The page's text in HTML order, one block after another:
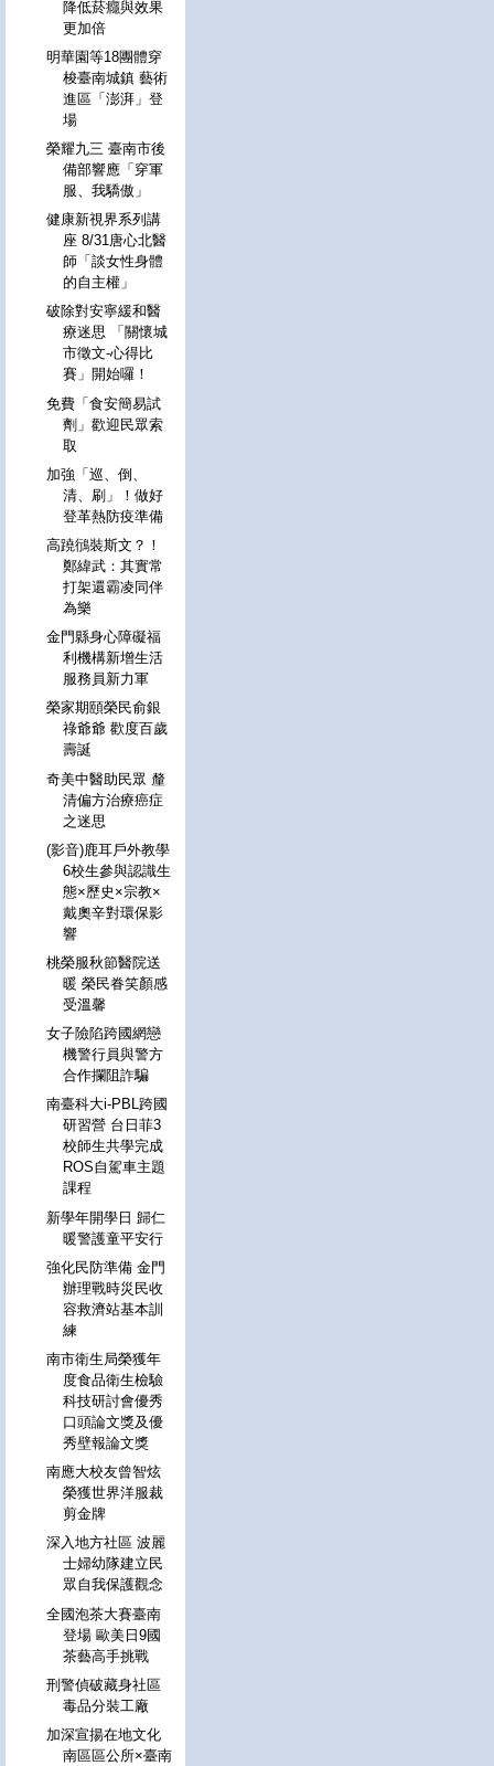
降低菸癮與效果
更加倍
明華園等18團體穿
梭臺南城鎮 藝術
進區「澎湃」登
場
榮耀九三 臺南市後
備部響應「穿軍
服、我驕傲」
健康新視界系列講
座 8/31唐心北醫
師「談女性身體
的自主權」
破除對安寧緩和醫
療迷思 「關懷城
市徵文-心得比
賽」開始囉！
免費「食安簡易試
劑」歡迎民眾索
取
加強「巡、倒、
清、刷」！做好
登革熱防疫準備
高蹺鴴裝斯文？！
鄭緯武：其實常
打架還霸凌同伴
為樂
金門縣身心障礙福
利機構新增生活
服務員新力軍
榮家期頤榮民俞銀
祿爺爺 歡度百歲
壽誕
奇美中醫助民眾 釐
清偏方治療癌症
之迷思
(影音)鹿耳戶外教學
6校生參與認識生
態×歷史×宗教×
戴奧辛對環保影
響
桃榮服秋節醫院送
暖 榮民眷笑顏感
受溫馨
女子險陷跨國網戀
機警行員與警方
合作攔阻詐騙
南臺科大i-PBL跨國
研習營 台日菲3
校師生共學完成
ROS自駕車主題
課程
新學年開學日 歸仁
暖警護童平安行
強化民防準備 金門
辦理戰時災民收
容救濟站基本訓
練
南市衛生局榮獲年
度食品衛生檢驗
科技研討會優秀
口頭論文獎及優
秀壁報論文獎
南應大校友曾智炫
榮獲世界洋服裁
剪金牌
深入地方社區 波麗
士婦幼隊建立民
眾自我保護觀念
全國泡茶大賽臺南
登場 歐美日9國
茶藝高手挑戰
刑警偵破藏身社區
毒品分裝工廠
加深宣揚在地文化
南區區公所×臺南